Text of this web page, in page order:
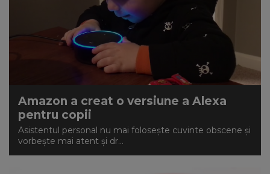
Amazon a creat o versiune a Alexa
pentru copii
Asistentul personal nu mai folosește cuvinte obscene și
vorbește mai atent și dr...